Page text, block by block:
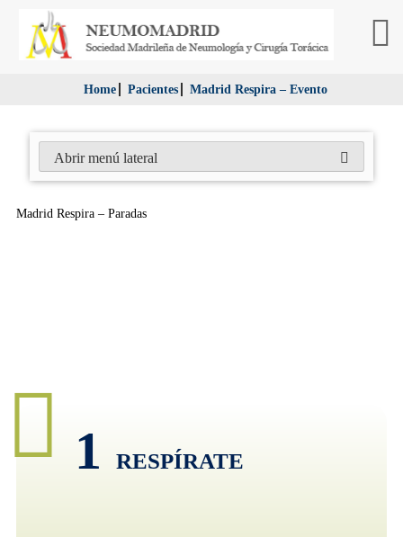
Home Pacientes Madrid Respira – Evento
Madrid Respira – Paradas
1 RESPÍRATE
Abrir menú lateral